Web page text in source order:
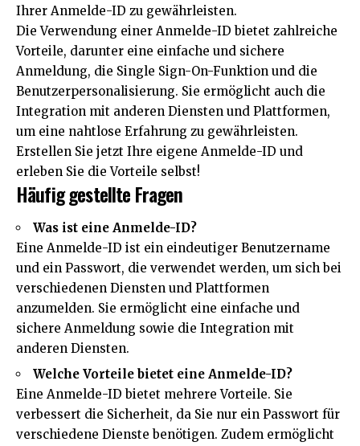
Ihrer Anmelde-ID zu gewährleisten.
Die Verwendung einer Anmelde-ID bietet zahlreiche
Vorteile, darunter eine einfache und sichere
Anmeldung, die Single Sign-On-Funktion und die
Benutzerpersonalisierung. Sie ermöglicht auch die
Integration mit anderen Diensten und Plattformen,
um eine nahtlose Erfahrung zu gewährleisten.
Erstellen Sie jetzt Ihre eigene Anmelde-ID und
erleben Sie die Vorteile selbst!
Häufig gestellte Fragen
Was ist eine Anmelde-ID?
Eine Anmelde-ID ist ein eindeutiger Benutzername
und ein Passwort, die verwendet werden, um sich bei
verschiedenen Diensten und Plattformen
anzumelden. Sie ermöglicht eine einfache und
sichere Anmeldung sowie die Integration mit
anderen Diensten.
Welche Vorteile bietet eine Anmelde-ID?
Eine Anmelde-ID bietet mehrere Vorteile. Sie
verbessert die Sicherheit, da Sie nur ein Passwort für
verschiedene Dienste benötigen. Zudem ermöglicht